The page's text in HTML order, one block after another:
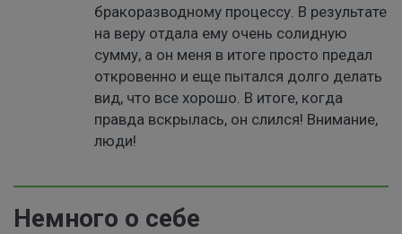
бракоразводному процессу. В результате
на веру отдала ему очень солидную
сумму, а он меня в итоге просто предал
откровенно и еще пытался долго делать
вид, что все хорошо. В итоге, когда
правда вскрылась, он слился! Внимание,
люди!
Немного о себе